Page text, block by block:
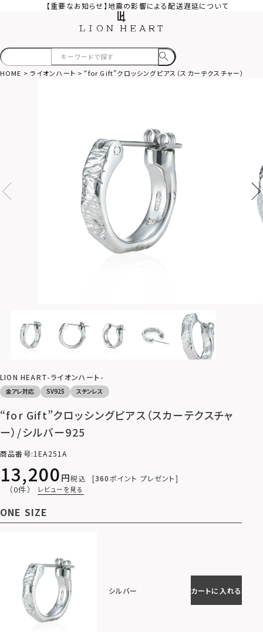
【重要なお知らせ】地震の影響による配送遅延について
HOME ライオンハート “for Gift”クロッシングピアス（スカーテクスチャー）/シ
LION HEART-ライオンハート-
金アレ対応 SV925 ステンレス
“for Gift”クロッシングピアス（スカーテクスチャ
ー）/シルバー925
商品番号 1EA251A
13,200 税込 360ポイント プレゼント
（0件） レビューを見る
ONE SIZE
シルバー カートに入れる